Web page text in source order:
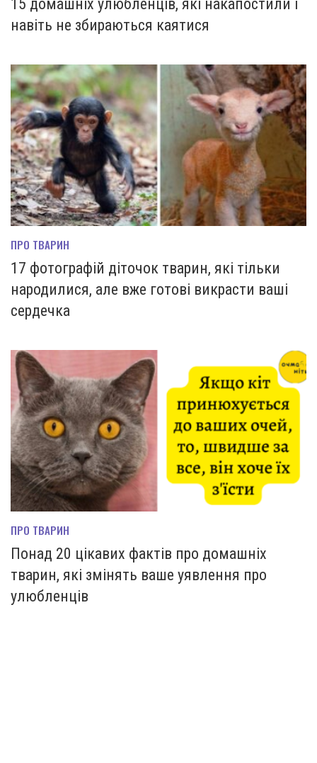
15 домашніх улюбленців, які накапостили і
навіть не збираються каятися
ПРО ТВАРИН
17 фотографій діточок тварин, які тільки
народилися, але вже готові викрасти ваші
сердечка
ПРО ТВАРИН
Понад 20 цікавих фактів про домашніх
тварин, які змінять ваше уявлення про
улюбленців